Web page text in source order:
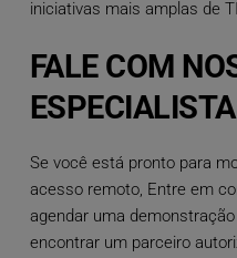
iniciativas mais amplas de
FALE COM
Se você está pronto para
acesso remoto, Entre em
agendar uma
encontrar um parceiro